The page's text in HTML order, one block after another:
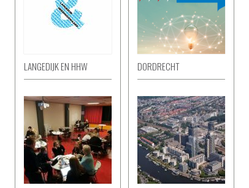
LANGEDIJK EN HHW DORDRECHT